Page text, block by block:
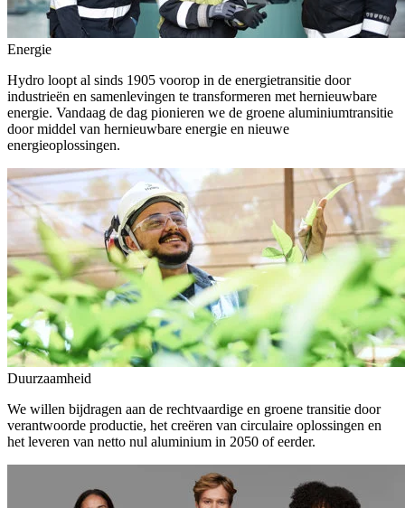
Energie
Hydro loopt al sinds 1905 voorop in de energietransitie door
industrieën en samenlevingen te transformeren met hernieuwbare
energie. Vandaag de dag pionieren we de groene aluminiumtransitie
door middel van hernieuwbare energie en nieuwe
energieoplossingen.
Duurzaamheid
We willen bijdragen aan de rechtvaardige en groene transitie door
verantwoorde productie, het creëren van circulaire oplossingen en
het leveren van netto nul aluminium in 2050 of eerder.